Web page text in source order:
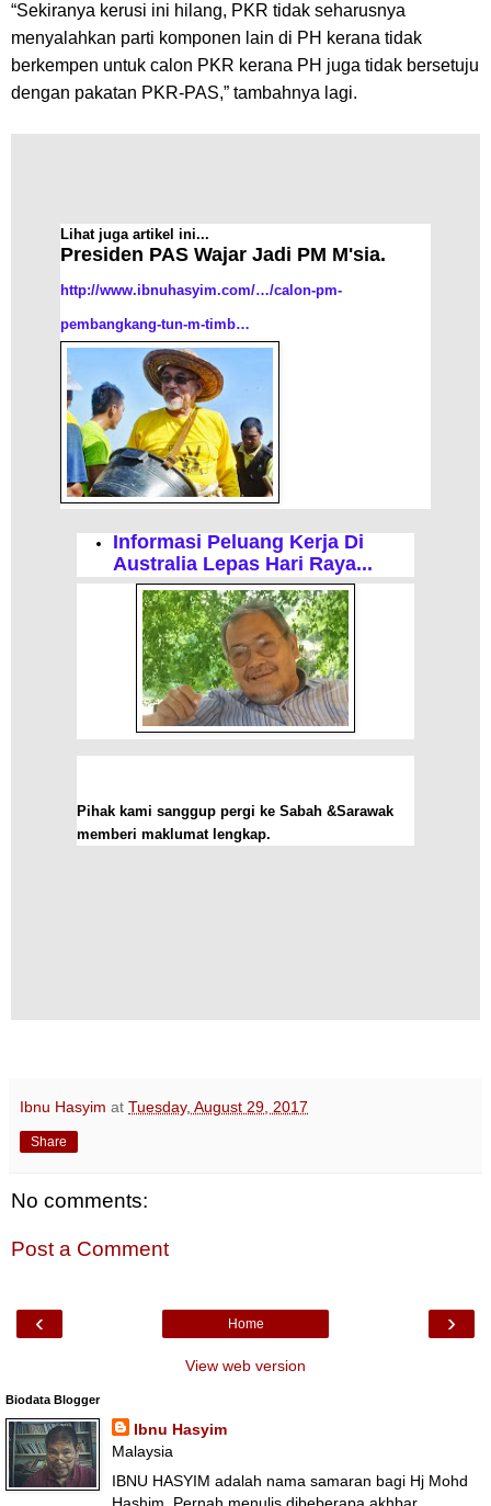
“Sekiranya kerusi ini hilang, PKR tidak seharusnya
menyalahkan parti komponen lain di PH kerana tidak
berkempen untuk calon PKR kerana PH juga tidak bersetuju
dengan pakatan PKR-PAS,” tambahnya lagi.
Lihat juga artikel ini...
Presiden PAS Wajar Jadi PM M'sia.
http://www.ibnuhasyim.com/…/calon-pm-
pembangkang-tun-m-timb…
Informasi Peluang Kerja Di
Australia Lepas Hari Raya...
Pihak kami sanggup pergi ke Sabah &Sarawak
memberi maklumat lengkap.
Ibnu Hasyim at Tuesday, August 29, 2017
Share
No comments:
Post a Comment
‹ ›
Home
View web version
Biodata Blogger
Ibnu Hasyim
Malaysia
IBNU HASYIM adalah nama samaran bagi Hj Mohd